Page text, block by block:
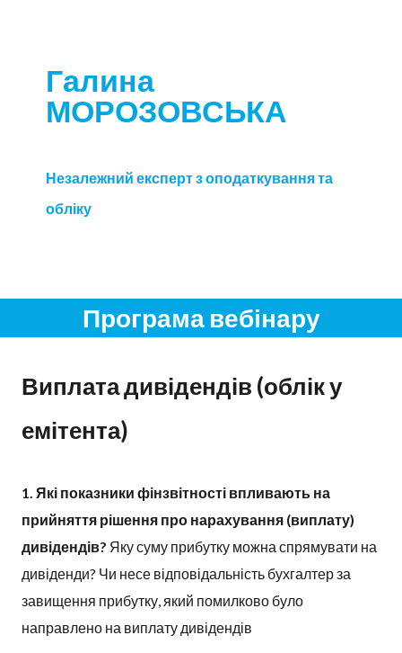
Галина
МОРОЗОВСЬКА
Незалежний експерт з оподаткування та
обліку
Програма вебінару
Виплата дивідендів (облік у
емітента)
1. Які показники фінзвітності впливають на
прийняття рішення про нарахування (виплату)
дивідендів? Яку суму прибутку можна спрямувати на
дивіденди? Чи несе відповідальність бухгалтер за
завищення прибутку, який помилково було
направлено на виплату дивідендів